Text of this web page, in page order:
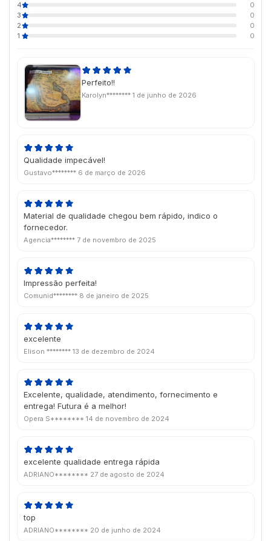
4
0
3
0
2
0
1
0
Perfeito!!
Karolyn******** 1 de junho de 2026
Qualidade impecável!
Gustavo******** 6 de março de 2026
Material de qualidade chegou bem rápido, indico o
fornecedor.
Agencia******** 7 de novembro de 2025
Impressão perfeita!
Comunid******** 8 de janeiro de 2025
excelente
Elison ******** 13 de dezembro de 2024
Excelente, qualidade, atendimento, fornecimento e
entrega! Futura é a melhor!
Opera S******** 14 de novembro de 2024
excelente qualidade entrega rápida
ADRIANO******** 27 de agosto de 2024
top
ADRIANO******** 20 de junho de 2024